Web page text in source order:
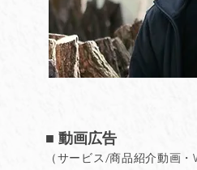
■ 動画広告
（サービス/商品紹介動画・